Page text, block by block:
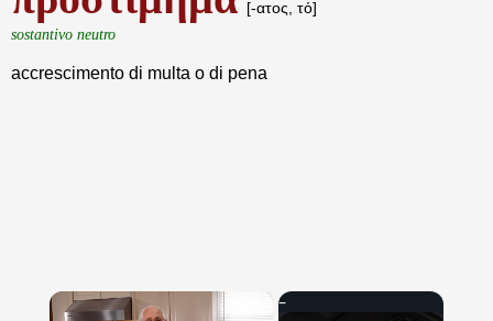
[-ατος, τό]
sostantivo neutro
accrescimento di multa o di pena